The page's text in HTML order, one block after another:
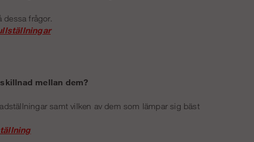
frågor.
mellan dem?
samt vilken av dem som lämpar sig bäst